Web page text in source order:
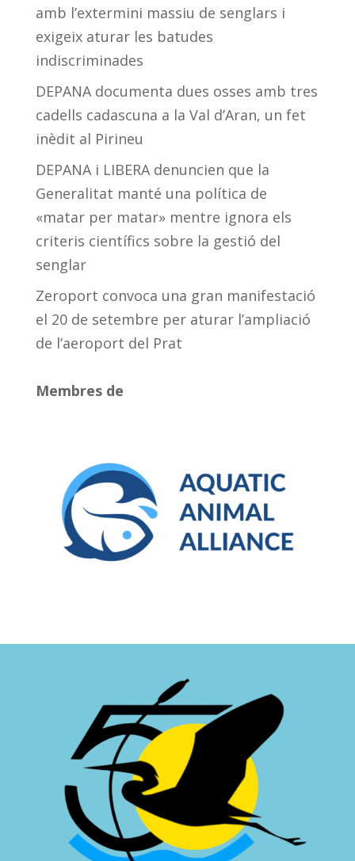
amb l’extermini massiu de senglars i
exigeix aturar les batudes
indiscriminades
DEPANA documenta dues osses amb tres
cadells cadascuna a la Val d’Aran, un fet
inèdit al Pirineu
DEPANA i LIBERA denuncien que la
Generalitat manté una política de
«matar per matar» mentre ignora els
criteris científics sobre la gestió del
senglar
Zeroport convoca una gran manifestació
el 20 de setembre per aturar l’ampliació
de l’aeroport del Prat
Membres de